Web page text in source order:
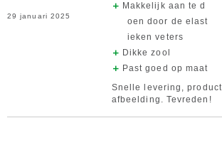
29 januari 2025
Makkelijk aan te d
oen door de elast
ieken veters
Dikke zool
Past goed op maat
Snelle levering,
afbeelding. Tevreden!